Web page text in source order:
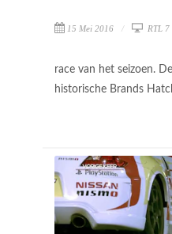
15 Mei 2016 RTL 7
race van het seizoen.
historische Brands